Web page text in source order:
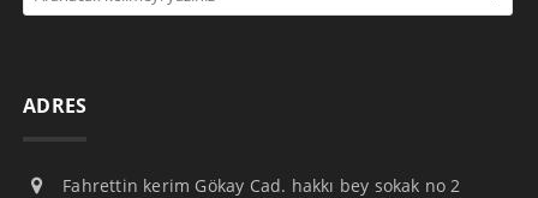
ADRES
Fahrettin kerim Gökay Cad. hakkı bey sokak no 2